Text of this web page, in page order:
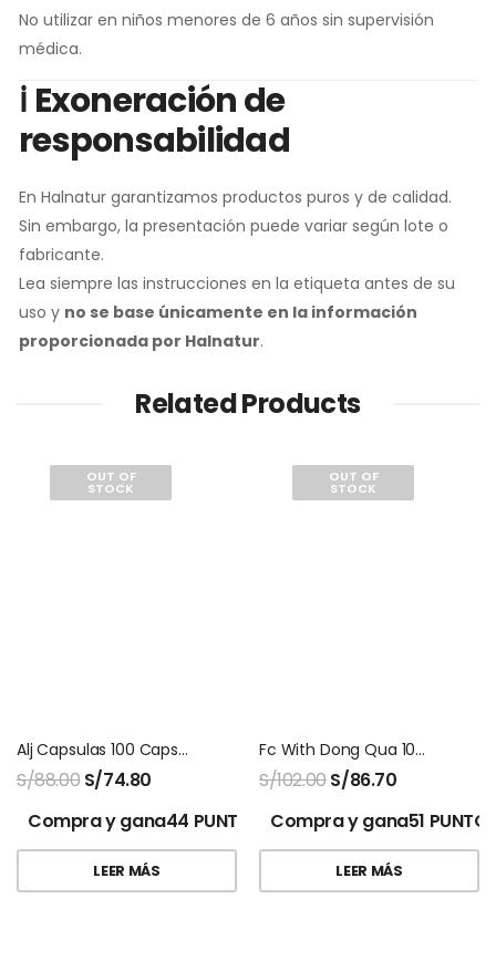
No utilizar en niños menores de 6 años sin supervisión
médica.
ℹ️ Exoneración de
responsabilidad
En Halnatur garantizamos productos puros y de calidad.
Sin embargo, la presentación puede variar según lote o
fabricante.
Lea siempre las instrucciones en la etiqueta antes de su
uso y no se base únicamente en la información
proporcionada por Halnatur.
Related Products
OUT OF
STOCK
Alj Capsulas 100 Capsulas Natures Sunshine
S/88.00 S/74.80
Compra y gana44 PUNTOS!
LEER MÁS
OUT OF
STOCK
Fc With Dong Qua 100 Capsulas Natures Sunshine
S/102.00S/86.70
Compra y gana51
LEER MÁS